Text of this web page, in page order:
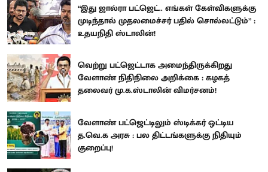
“இது ஜால்ரா பட்ஜெட்.. எங்கள் கேள்விகளுக்கு
முடிந்தால் முதலமைச்சர் பதில் சொல்லட்டும்” :
உதயநிதி ஸ்டாலின்!
வெற்று பட்ஜெட்டாக அமைந்திருக்கிறது
வேளாண் நிதிநிலை அறிக்கை : கழகத்
தலைவர் மு.க.ஸ்டாலின் விமர்சனம்!
வேளாண் பட்ஜெட்டிலும் ஸ்டிக்கர் ஒட்டிய
த.வெ.க அரசு : பல திட்டங்களுக்கு நிதியும்
குறைப்பு!